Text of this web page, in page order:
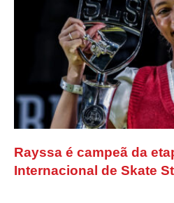
Rayssa é campeã da
Internacional de Skate